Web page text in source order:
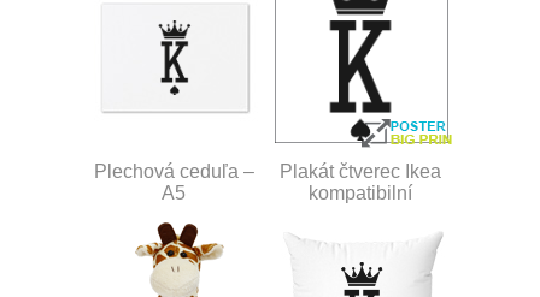
Plechová ceduľa –
A5
Plakát čtverec Ikea
kompatibilní